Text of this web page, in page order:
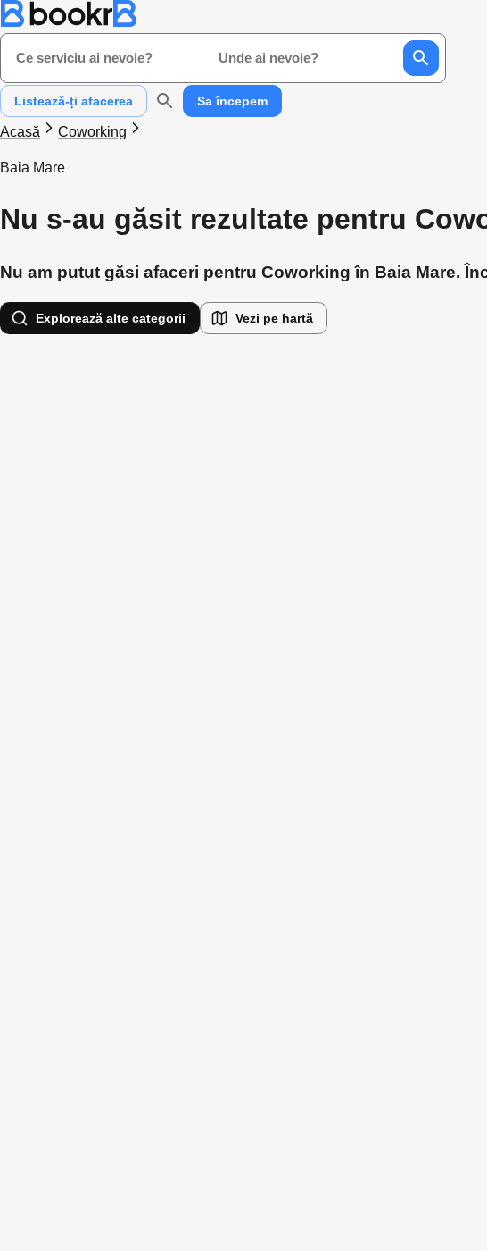
Ce serviciu ai nevoie? Unde ai nevoie?
Listează-ți afacerea Sa începem
Acasă Coworking
Baia Mare
Nu s-au găsit rezultate pentru
Nu am putut găsi afaceri pentru Coworking în Baia Mare.
Explorează alte categorii Vezi pe hartă